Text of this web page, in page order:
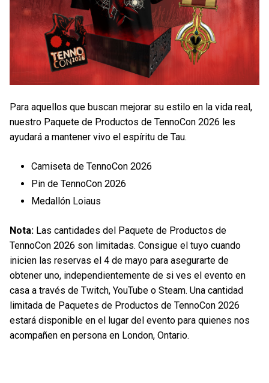
Para aquellos que buscan mejorar su estilo en la vida real,
nuestro Paquete de Productos de TennoCon 2026 les
ayudará a mantener vivo el espíritu de Tau.
Camiseta de TennoCon 2026
Pin de TennoCon 2026
Medallón Loiaus
Nota: Las cantidades del Paquete de Productos de
TennoCon 2026 son limitadas. Consigue el tuyo cuando
inicien las reservas el 4 de mayo para asegurarte de
obtener uno, independientemente de si ves el evento en
casa a través de Twitch, YouTube o Steam. Una cantidad
limitada de Paquetes de Productos de TennoCon 2026
estará disponible en el lugar del evento para quienes nos
acompañen en persona en London, Ontario.